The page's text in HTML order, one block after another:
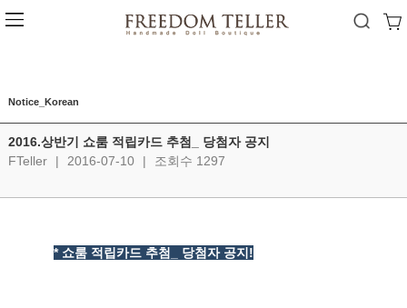
Notice_Korean
2016.상반기 쇼룸 적립카드 추첨_ 당첨자 공지
FTeller
| 2016-07-10 | 조회수 1297
* 쇼룸 적립카드 추첨_ 당첨자 공지!